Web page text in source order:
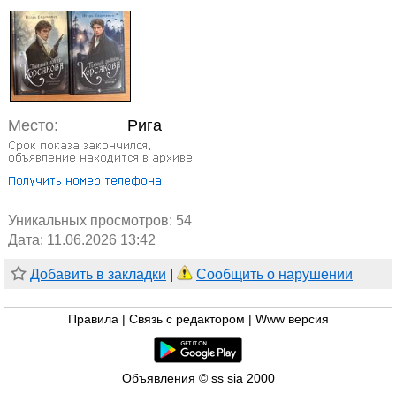
Место: Рига
Уникальных просмотров: 54
Дата: 11.06.2026 13:42
Добавить в закладки Сообщить о нарушении
Правила Связь с редактором Www версия
Объявления © ss sia 2000